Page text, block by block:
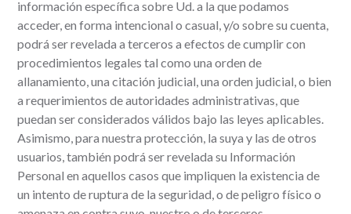
información específica sobre Ud. a la que podamos
acceder, en forma intencional o casual, y/o sobre su cuenta,
podrá ser revelada a terceros a efectos de cumplir con
procedimientos legales tal como una orden de
allanamiento, una citación judicial, una orden judicial, o bien
a requerimientos de autoridades administrativas, que
puedan ser considerados válidos bajo las leyes aplicables.
Asimismo, para nuestra protección, la suya y las de otros
usuarios, también podrá ser revelada su Información
Personal en aquellos casos que impliquen la existencia de
un intento de ruptura de la seguridad, o de peligro físico o